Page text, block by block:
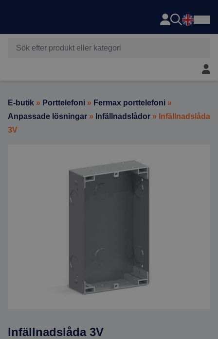
Mitt
E-butik » Porttelefoni » Fermax porttelefoni »
Anpassade lösningar » Infällnadslådor » Infällnadslåda
3V
Infällnadslåda 3V